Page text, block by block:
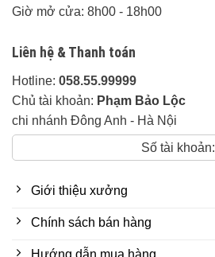
Giờ mở cửa: 8h00 - 18h00
Liên hệ & Thanh toán
Hotline: 058.55.99999
Chủ tài khoản: Phạm Bảo Lộc
chi nhánh Đông Anh - Hà Nội
Số tài khoản:
Giới thiệu xưởng
Chính sách bán hàng